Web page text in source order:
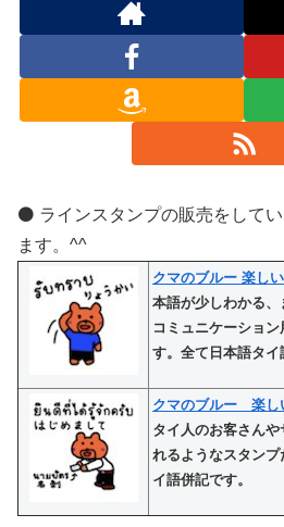
⚫️ ラインスタンプの販売をして
ます。^^
クマのブルー 楽し
本語が少しわかる
コミュニケーショ
す。全て日本語タイ
クマのブルー 楽し
タイ人のお客さん
れるようなスタン
イ語併記です。